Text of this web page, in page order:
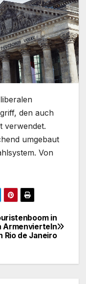
den auch
verwendet.
umgebaut
Von
in
Armenvierteln
Rio de Janeiro